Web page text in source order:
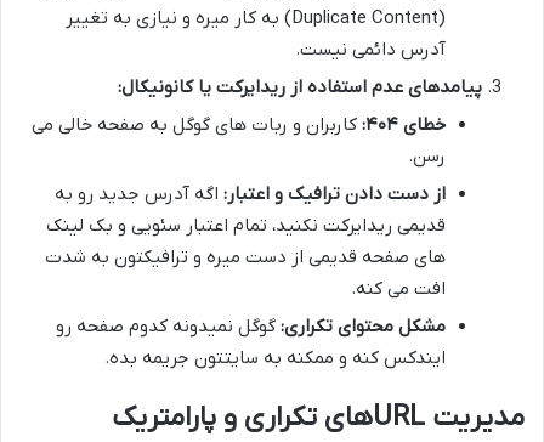
(Duplicate Content) به کار میره و نیازی به تغییر
آدرس دائمی نیست.
پیامدهای عدم استفاده از ریدایرکت یا کانونیکال:
خطای ۴۰۴:
کاربران و ربات های گوگل به صفحه خالی می
رسن.
از دست دادن ترافیک و اعتبار: اگه آدرس جدید رو به
قدیمی ریدایرکت نکنید، تمام اعتبار سئویی و بک لینک
های صفحه قدیمی از دست میره و ترافیکتون به شدت
افت می کنه.
مشکل محتوای تکراری: گوگل نمیدونه کدوم صفحه رو
ایندکس کنه و ممکنه به سایتتون جریمه بده.
مدیریت URLهای تکراری و پارامتریک